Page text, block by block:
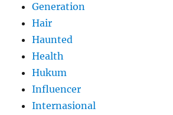
Generation
Hair
Haunted
Health
Hukum
Influencer
Internasional